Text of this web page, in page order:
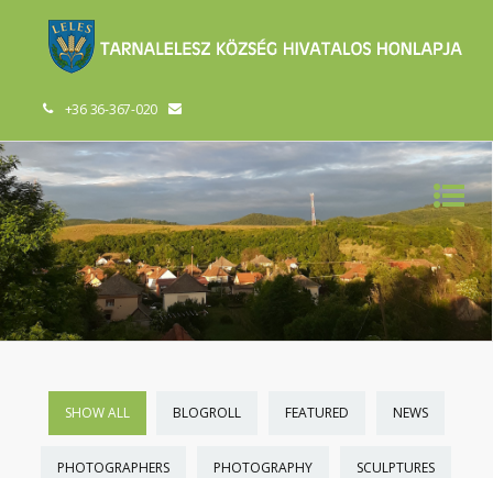
+36 36-367-020
SHOW ALL BLOGROLL FEATURED NEWS
PHOTOGRAPHERS PHOTOGRAPHY SCULPTURES